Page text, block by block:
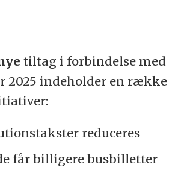
tiltag i forbindelse med
2025 indeholder en række
reduceres
får billigere busbilletter